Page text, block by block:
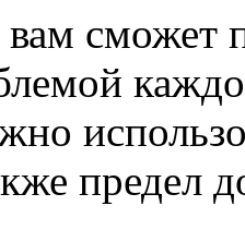
вам сможет
предел